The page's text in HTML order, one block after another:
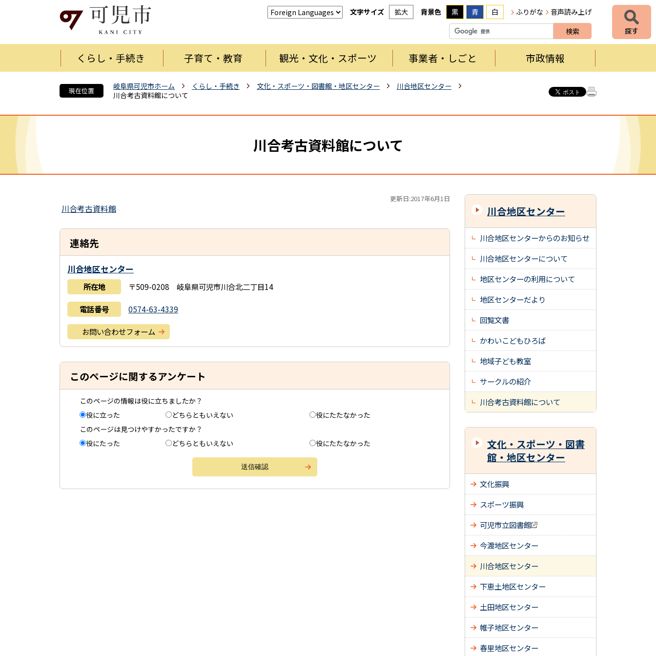
文字サイズ 拡大 背景色 黒 青 白 ふりがな 音声読み上げ
くらし・手続き 子育て・教育 観光・文化・スポーツ 事業者・しごと 市政情報
現在位置 岐阜県可児市ホーム くらし・手続き 文化・スポーツ・図書館・地区センター
川合地区センター
川合考古資料館について
川合考古資料館について
更新日:2017年6月1日
川合考古資料館
連絡先
川合地区センター
所在地 〒509-0208 岐阜県可児市川合北二丁目14
電話番号 0574-63-4339
お問い合わせフォーム
このページに関するアンケート
このページの情報は役に立ちましたか？
役に立った
どちらともいえない
役にたたなかった
このページは見つけやすかったですか？
役にたった
どちらともいえない 役にたたなかった
川合地区センター
川合地区センターからのお知らせ
川合地区センターについて
地区センターの利用について
地区センターだより
回覧文書
かわいこどもひろば
地域子ども教室
サークルの紹介
川合考古資料館について
文化・スポーツ・図書
館・地区センター
文化振興
スポーツ振興
可児市立図書館
今渡地区センター
川合地区センター
下恵土地区センター
土田地区センター
帷子地区センター
春里地区センター